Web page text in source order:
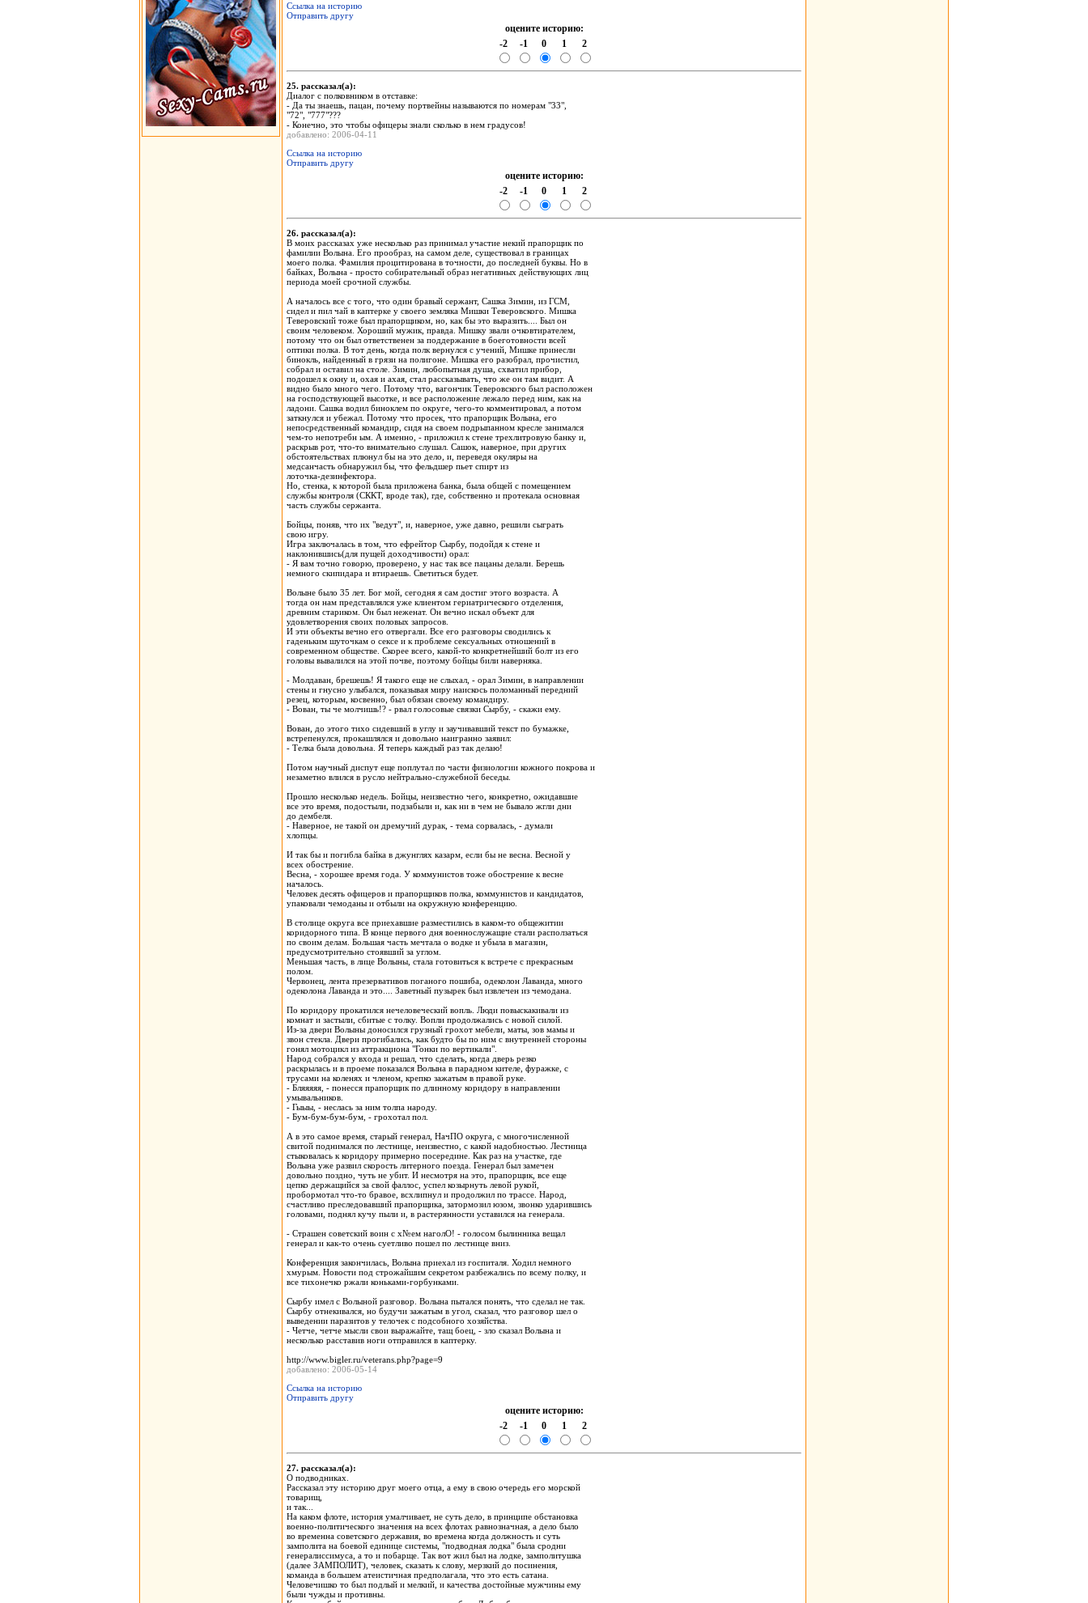
Ссылка на историю
Отправить другу
оцените историю:
-2
-1 0 1 2
25. рассказал(а):
Диалог с полковником в отставке:
- Да ты знаешь, пацан, почему портвейны называются по номерам "33",
"72", "777"???
- Конечно, это чтобы офицеры знали сколько в нем градусов!
добавлено: 2006-04-11
Ссылка на историю
Отправить другу
оцените историю:
-2
-1 0 1 2
26. рассказал(а):
В моих рассказах уже несколько раз принимал участие некий прапорщик по
фамилии Волына. Его прообраз, на самом деле, существовал в границах
моего полка. Фамилия процитирована в точности, до последней буквы. Но в
байках, Волына - просто собирательный образ негативных действующих лиц
периода моей срочной службы.
А началось все с того, что один бравый сержант, Сашка Зимин, из ГСМ,
сидел и пил чай в каптерке у своего земляка Мишки Теверовского. Мишка
Теверовский тоже был прапорщиком, но, как бы это выразить.... Был он
своим человеком. Хороший мужик, правда. Мишку звали очковтирателем,
потому что он был ответственен за поддержание в боеготовности всей
оптики полка. В тот день, когда полк вернулся с учений, Мишке принесли
бинокль, найденный в грязи на полигоне. Мишка его разобрал, прочистил,
собрал и оставил на столе. Зимин, любопытная душа, схватил прибор,
подошел к окну и, охая и ахая, стал рассказывать, что же он там видит. А
видно было много чего. Потому что, вагончик Теверовского был расположен
на господствующей высотке, и все расположение лежало перед ним, как на
ладони. Сашка водил биноклем по округе, чего-то комментировал, а потом
заткнулся и убежал. Потому что просек, что прапорщик Волына, его
непосредственный командир, сидя на своем подрыпанном кресле занимался
чем-то непотребн ым. А именно, - приложил к стене трехлитровую банку и,
раскрыв рот, что-то внимательно слушал. Сашок, наверное, при других
обстоятельствах плюнул бы на это дело, и, переведя окуляры на
медсанчасть обнаружил бы, что фельдшер пьет спирт из
лоточка-дезинфектора.
Но, стенка, к которой была приложена банка, была общей с помещением
службы контроля (СККТ, вроде так), где, собственно и протекала основная
часть службы сержанта.
Бойцы, поняв, что их "ведут", и, наверное, уже давно, решили сыграть
свою игру.
Игра заключалась в том, что ефрейтор Сырбу, подойдя к стене и
наклонившись(для пущей доходчивости) орал:
- Я вам точно говорю, проверено, у нас так все пацаны делали. Берешь
немного скипидара и втираешь. Светиться будет.
Волыне было 35 лет. Бог мой, сегодня я сам достиг этого возраста. А
тогда он нам представлялся уже клиентом гериатрического отделения,
древним стариком. Он был неженат. Он вечно искал объект для
удовлетворения своих половых запросов.
И эти объекты вечно его отвергали. Все его разговоры сводились к
гаденьким шуточкам о сексе и к проблеме сексуальных отношений в
современном обществе. Скорее всего, какой-то конкретнейший болт из его
головы вывалился на этой почве, поэтому бойцы били наверняка.
- Молдаван, брешешь! Я такого еще не слыхал, - орал Зимин, в направлении
стены и гнусно улыбался, показывая миру наискось поломанный передний
резец, которым, косвенно, был обязан своему командиру.
- Вован, ты че молчишь!? - рвал голосовые связки Сырбу, - скажи ему.
Вован, до этого тихо сидевший в углу и заучивавший текст по бумажке,
встрепенулся, прокашлялся и довольно наигранно заявил:
- Телка была довольна. Я теперь каждый раз так делаю!
Потом научный диспут еще поплутал по части физиологии кожного покрова и
незаметно влился в русло нейтрально-служебной беседы.
Прошло несколько недель. Бойцы, неизвестно чего, конкретно, ожидавшие
все это время, подостыли, подзабыли и, как ни в чем не бывало жгли дни
до дембеля.
- Наверное, не такой он дремучий дурак, - тема сорвалась, - думали
хлопцы.
И так бы и погибла байка в джунглях казарм, если бы не весна. Весной у
всех обострение.
Весна, - хорошее время года. У коммунистов тоже обострение к весне
началось.
Человек десять офицеров и прапорщиков полка, коммунистов и кандидатов,
упаковали чемоданы и отбыли на окружную конференцию.
В столице округа все приехавшие разместились в каком-то общежитии
коридорного типа. В конце первого дня военнослужащие стали расползаться
по своим делам. Большая часть мечтала о водке и убыла в магазин,
предусмотрительно стоявший за углом.
Меньшая часть, в лице Волыны, стала готовиться к встрече с прекрасным
полом.
Червонец, лента презервативов поганого пошиба, одеколон Лаванда, много
одеколона Лаванда и это.... Заветный пузырек был извлечен из чемодана.
По коридору прокатился нечеловеческий вопль. Люди повыскакивали из
комнат и застыли, сбитые с толку. Вопли продолжались с новой силой.
Из-за двери Волыны доносился грузный грохот мебели, маты, зов мамы и
звон стекла. Двери прогибались, как будто бы по ним с внутренней стороны
гонял мотоцикл из аттракциона "Гонки по вертикали".
Народ собрался у входа и решал, что сделать, когда дверь резко
раскрылась и в проеме показался Волына в парадном кителе, фуражке, с
трусами на коленях и членом, крепко зажатым в правой руке.
- Бляяяяя, - понесся прапорщик по длинному коридору в направлении
умывальников.
- Гыыы, - неслась за ним толпа народу.
- Бум-бум-бум-бум, - грохотал пол.
А в это самое время, старый генерал, НачПО округа, с многочисленной
свитой поднимался по лестнице, неизвестно, с какой надобностью. Лестница
стыковалась к коридору примерно посередине. Как раз на участке, где
Волына уже развил скорость литерного поезда. Генерал был замечен
довольно поздно, чуть не убит. И несмотря на это, прапорщик, все еще
цепко держащийся за свой фаллос, успел козырнуть левой рукой,
пробормотал что-то бравое, всхлипнул и продолжил по трассе. Народ,
счастливо преследовавший прапорщика, затормозил юзом, звонко ударившись
головами, поднял кучу пыли и, в растерянности уставился на генерала.
- Страшен советский воин с х№ем наголО! - голосом былинника вещал
генерал и как-то очень суетливо пошел по лестнице вниз.
Конференция закончилась, Волына приехал из госпиталя. Ходил немного
хмурым. Новости под строжайшим секретом разбежались по всему полку, и
все тихонечко ржали коньками-горбунками.
Сырбу имел с Волыной разговор. Волына пытался понять, что сделал не так.
Сырбу отнекивался, но будучи зажатым в угол, сказал, что разговор шел о
выведении паразитов у телочек с подсобного хозяйства.
- Четче, четче мысли свои выражайте, тащ боец, - зло сказал Волына и
несколько расставив ноги отправился в каптерку.
http://www.bigler.ru/veterans.php?page=9
добавлено: 2006-05-14
Ссылка на историю
Отправить другу
оцените историю:
-2
-1 0 1 2
27. рассказал(а):
О подводниках.
Рассказал эту историю друг моего отца, а ему в свою очередь его морской
товарищ,
и так...
На каком флоте, история умалчивает, не суть дело, в принципе обстановка
военно-политического значения на всех флотах равнозначная, а дело было
во временна советского державия, во времена когда должность и суть
замполита на боевой единице системы, "подводная лодка" была сродни
генералиссимуса, а то и побарще. Так вот жил был на лодке, замполитушка
(далее ЗАМПОЛИТ), человек, сказать к слову, мерзкий до посинения,
команда в большем атеистичная предполагала, что это есть сатана.
Человечишко то был подлый и мелкий, и качества достойные мужчины ему
были чужды и противны.